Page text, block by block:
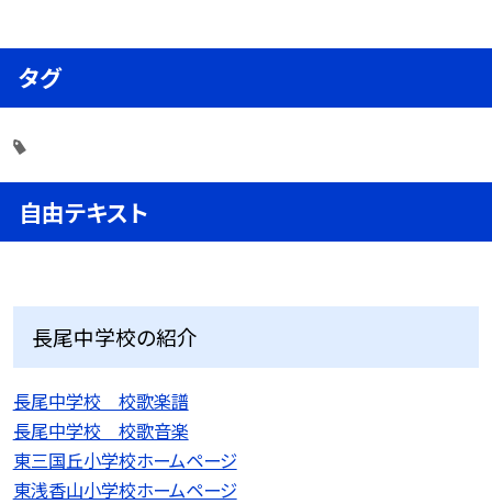
タグ
自由テキスト
長尾中学校の紹介
長尾中学校 校歌楽譜
長尾中学校 校歌音楽
東三国丘小学校ホームページ
東浅香山小学校ホームページ